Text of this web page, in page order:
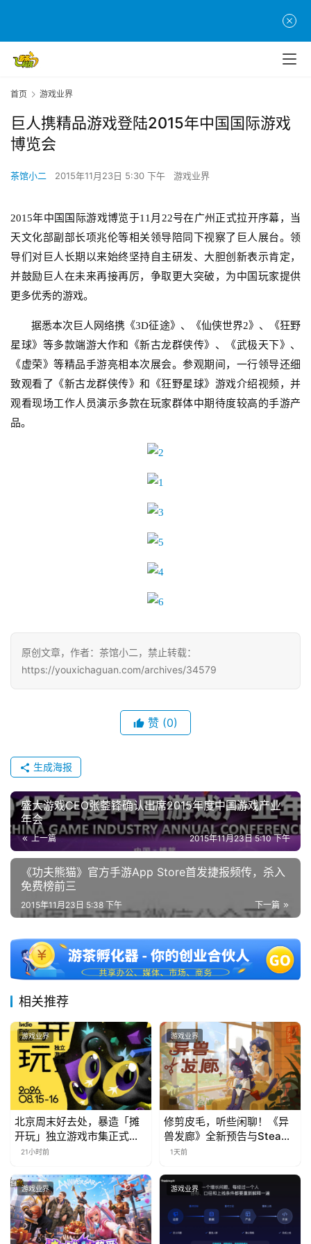
游
茶
原
创
戏
业
界
手
游
戏
2
第
十
三
届
金
茶
奖
7
月
3
0
日
游
茶
对
接
会
海
站
首页 游戏业界
巨人携精品游戏登陆2015年中国国际游戏
博览会
茶馆小二 2015年11月23日 5:30 下午 游戏业界
2015年中国国际游戏博览于11月22号在广州正式拉开序幕，当
天文化部副部长项兆伦等相关领导陪同下视察了巨人展台。领
导们对巨人长期以来始终坚持自主研发、大胆创新表示肯定，
并鼓励巨人在未来再接再厉，争取更大突破，为中国玩家提供
更多优秀的游戏。
据悉本次巨人网络携《3D征途》、《仙侠世界2》、《狂野
星球》等多款端游大作和《新古龙群侠传》、《武极天下》、
《虚荣》等精品手游亮相本次展会。参观期间，一行领导还细
致观看了《新古龙群侠传》和《狂野星球》游戏介绍视频，并
观看现场工作人员演示多款在玩家群体中期待度较高的手游产
品。
原创文章，作者：茶馆小二，禁止转载：
https://youxichaguan.com/archives/34579
赞 (0)
生成海报
盛大游戏CEO张蓥锋确认出席2015年度中国游戏产业
年会
上一篇 2015年11月23日 5:10 下午
《功夫熊猫》官方手游App Store首发捷报频传，杀入
免费榜前三
下一篇
2015年11月23日 5:38 下午
相关推荐
游戏业界
北京周末好去处，暴造「摊
开玩」独立游戏市集正式开
票！
21小时前
游戏业界
修剪皮毛，听些闲聊！《异
兽发廊》全新预告与Steam
免费试玩公开
1天前
游戏业界 游戏业界